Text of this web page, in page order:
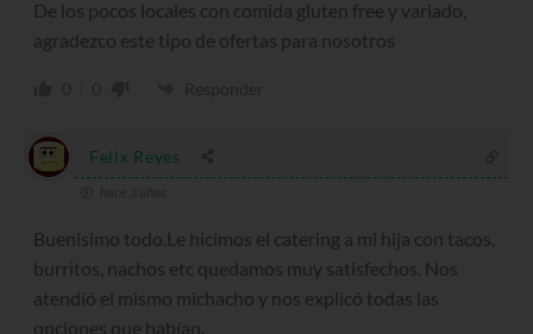
De los pocos locales con comida gluten free y variado,
agradezco este tipo de ofertas para nosotros
Felix Reyes
Buenisimo todo.Le hicimos el catering a mi hija con tacos,
burritos, nachos etc quedamos muy satisfechos. Nos
atendió el mismo michacho y nos explicó todas las
opciones que habían.